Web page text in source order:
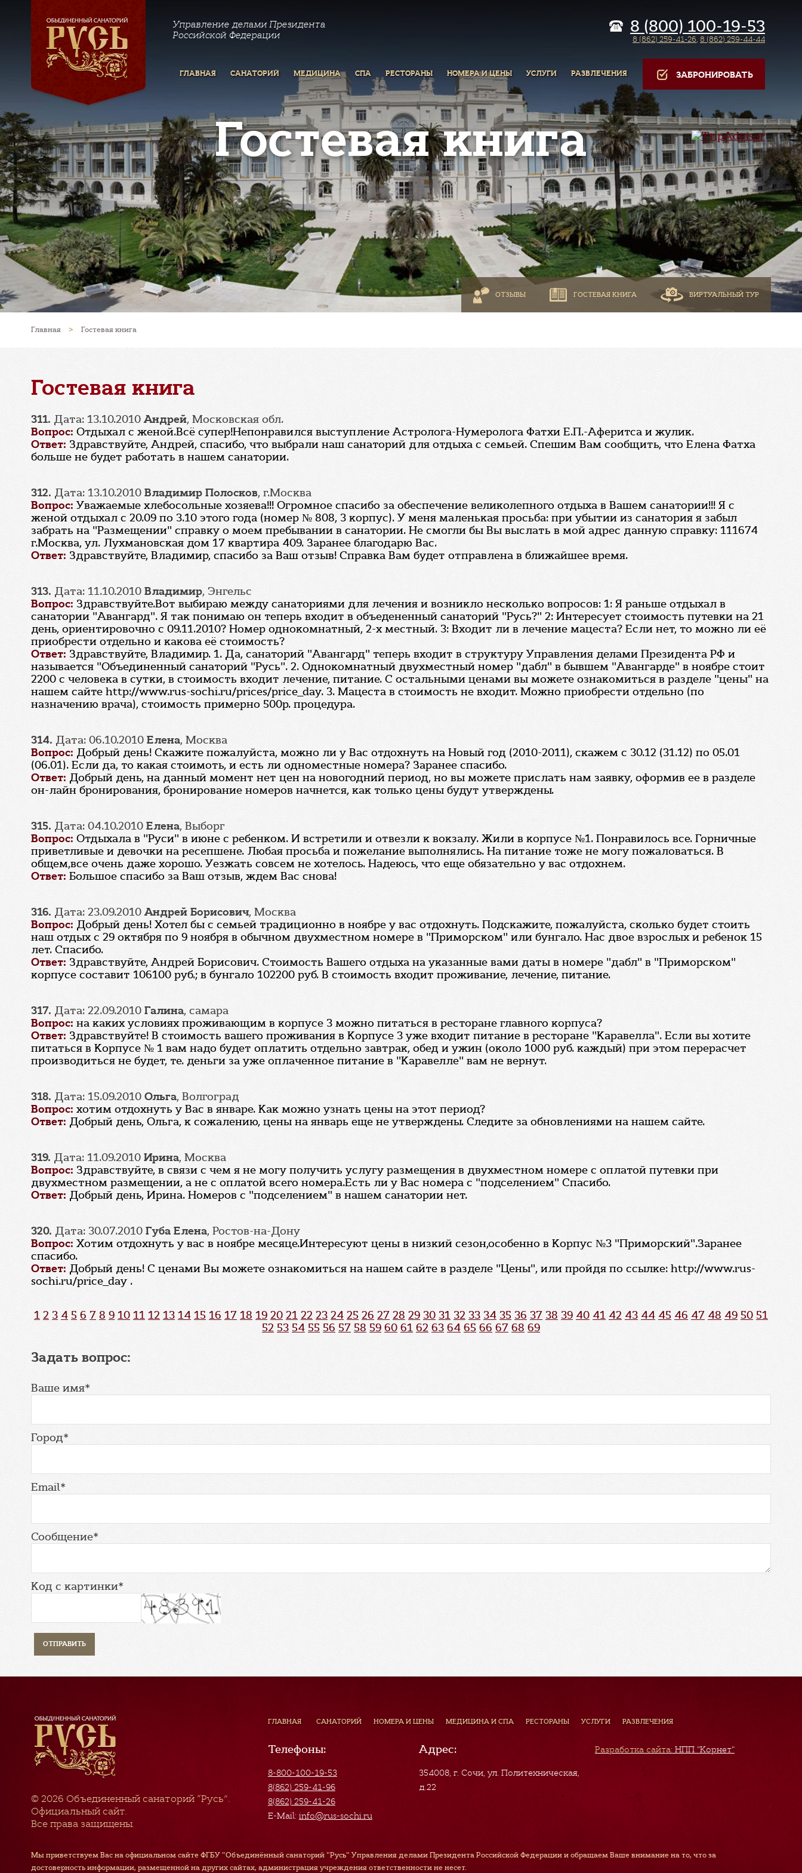
Управление делами Президента
Российской Федерации
8 (800) 100-19-53
8 (862) 259-41-26, 8 (862) 259-44-44
ГЛАВНАЯ САНАТОРИЙ МЕДИЦИНА СПА РЕСТОРАНЫ НОМЕРА И ЦЕНЫ УСЛУГИ РАЗВЛЕЧЕНИЯ ЗАБРОНИРОВАТЬ
Гостевая книга
ОТЗЫВЫ ГОСТЕВАЯ КНИГА ВИРТУАЛЬНЫЙ ТУР
Главная > Гостевая книга
Гостевая книга
311. Дата: 13.10.2010Андрей, Московская обл.
Вопрос: Отдыхал с женой.Всё супер!Непонравился выступление Астролога-Нумеролога Фатхи Е.П.-Аферитса и жулик.
Ответ: Здравствуйте, Андрей, спасибо, что выбрали наш санаторий для отдыха с семьей. Спешим Вам сообщить, что Елена Фатха
больше не будет работать в нашем санатории.
312. Дата: 13.10.2010 Владимир Полосков, г.Москва
Вопрос: Уважаемые хлебосольные хозяева!!! Огромное спасибо за обеспечение великолепного отдыха в Вашем санатории!!! Я с
женой отдыхал с 20.09 по 3.10 этого года (номер № 808, 3 корпус). У меня маленькая просьба: при убытии из санатория я забыл
забрать на "Размещении" справку о моем пребывании в санатории. Не смогли бы Вы выслать в мой адрес данную справку: 111674
г.Москва, ул. Лухмановская дом 17 квартира 409. Заранее благодарю Вас.
Ответ: Здравствуйте, Владимир, спасибо за Ваш отзыв! Справка Вам будет отправлена в ближайшее время.
313. Дата: 11.10.2010 Владимир, Энгельс
Вопрос: Здравствуйте.Вот выбираю между санаториями для лечения и возникло несколько вопросов: 1: Я раньше отдыхал в
санатории "Авангард". Я так понимаю он теперь входит в объедененный санаторий "Русь?" 2: Интересует стоимость путевки на 21
день, ориентировочно с 09.11.2010? Номер однокомнатный, 2-х местный. 3: Входит ли в лечение мацеста? Если нет, то можно ли её
приобрести отдельно и какова её стоимость?
Ответ: Здравствуйте, Владимир. 1. Да, санаторий "Авангард" теперь входит в структуру Управления делами Президента РФ и
называется "Объединенный санаторий "Русь". 2. Однокомнатный двухместный номер "дабл" в бывшем "Авангарде" в ноябре стоит
2200 с человека в сутки, в стоимость входит лечение, питание. С остальными ценами вы можете ознакомиться в разделе "цены" на
нашем сайте http://www.rus-sochi.ru/prices/price_day. 3. Мацеста в стоимость не входит. Можно приобрести отдельно (по
назначению врача), стоимость примерно 500р. процедура.
314. Дата: 06.10.2010 Елена, Москва
Вопрос: Добрый день! Скажите пожалуйста, можно ли у Вас отдохнуть на Новый год (2010-2011), скажем с 30.12 (31.12) по 05.01
(06.01). Если да, то какая стоимоть, и есть ли одноместные номера? Заранее спасибо.
Ответ: Добрый день, на данный момент нет цен на новогодний период, но вы можете прислать нам заявку, оформив ее в разделе
он-лайн бронирования, бронирование номеров начнется, как только цены будут утверждены.
315. Дата: 04.10.2010 Елена, Выборг
Вопрос: Отдыхала в "Руси" в июне с ребенком. И встретили и отвезли к вокзалу. Жили в корпусе №1. Понравилось все. Горничные
приветливые и девочки на ресепшене. Любая просьба и пожелание выполнялись. На питание тоже не могу пожаловаться. В
общем,все очень даже хорошо. Уезжать совсем не хотелось. Надеюсь, что еще обязательно у вас отдохнем.
Ответ: Большое спасибо за Ваш отзыв, ждем Вас снова!
316. Дата: 23.09.2010Андрей Борисович, Москва
Вопрос: Добрый день! Хотел бы с семьей традиционно в ноябре у вас отдохнуть. Подскажите, пожалуйста, сколько будет стоить
наш отдых с 29 октября по 9 ноября в обычном двухместном номере в "Приморском" или бунгало. Нас двое взрослых и ребенок 15
лет. Спасибо.
Ответ: Здравствуйте, Андрей Борисович. Стоимость Вашего отдыха на указанные вами даты в номере "дабл" в "Приморском"
корпусе составит 106100 руб.; в бунгало 102200 руб. В стоимость входит проживание, лечение, питание.
317. Дата: 22.09.2010 Галина, самара
Вопрос: на каких условиях проживающим в корпусе 3 можно питаться в ресторане главного корпуса?
Ответ: Здравствуйте! В стоимость вашего проживания в Корпусе 3 уже входит питание в ресторане "Каравелла". Если вы хотите
питаться в Корпусе № 1 вам надо будет оплатить отдельно завтрак, обед и ужин (около 1000 руб. каждый) при этом перерасчет
производиться не будет, те. деньги за уже оплаченное питание в "Каравелле" вам не вернут.
318. Дата: 15.09.2010 Ольга, Волгоград
Вопрос: хотим отдохнуть у Вас в январе. Как можно узнать цены на этот период?
Ответ: Добрый день, Ольга, к сожалению, цены на январь еще не утверждены. Следите за обновлениями на нашем сайте.
319. Дата: 11.09.2010 Ирина, Москва
Вопрос: Здравствуйте, в связи с чем я не могу получить услугу размещения в двухместном номере с оплатой путевки при
двухместном размещении, а не с оплатой всего номера.Есть ли у Вас номера с "подселением" Спасибо.
Ответ: Добрый день, Ирина. Номеров с "подселением" в нашем санатории нет.
320. Дата: 30.07.2010 Губа Елена, Ростов-на-Дону
Вопрос: Хотим отдохнуть у вас в ноябре месяце.Интересуют цены в низкий сезон,особенно в Корпус №3 "Приморский".Заранее
спасибо.
Ответ: Добрый день! С ценами Вы можете ознакомиться на нашем сайте в разделе "Цены", или пройдя по ссылке: http://www.rus-
sochi.ru/price_day .
1 2 3 4 5 6 7 8 9 10 11 12 13 14 15 16 17 18 19 20 21 22 23 24 25 26 27 28 29 30 31 32 33 34 35 36 37 38 39 40 41 42 43 44 45 46 47 48 49 50 51
52 53 54 55 56 57 58 59 60 61 62 63 64 65 66 67 68 69
Задать вопрос:
Ваше имя*
Город*
Email*
Сообщение*
Код с картинки*
© 2026 Объединенный санаторий “Русь”.
Официальный сайт.
Все права защищены.
ГЛАВНАЯ САНАТОРИЙ НОМЕРА И ЦЕНЫ МЕДИЦИНА И СПА РЕСТОРАНЫ УСЛУГИ РАЗВЛЕЧЕНИЯ
Телефоны:
8-800-100-19-53
8(862) 259-41-96
8(862) 259-41-26
E-Mail: info@rus-sochi.ru
Адрес:
354008, г. Сочи,ул. Политехническая,
д.22
Разработка сайта: НПП "Корнет"
Мы приветствуем Вас на официальном сайте ФГБУ "Объединённый санаторий "Русь" Управления делами Президента Российской Федерации и обращаем Ваше внимание на то, что за
достоверность информации, размещенной на других сайтах, администрация учреждения ответственности не несет.